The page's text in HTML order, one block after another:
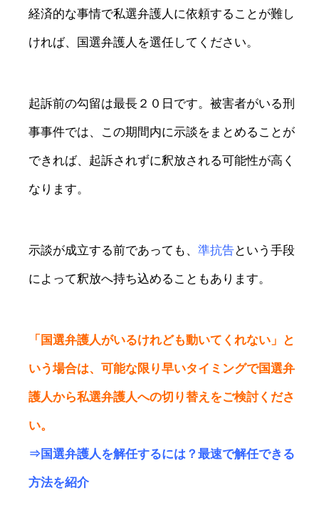
経済的な事情で私選弁護人に依頼することが難し
ければ、国選弁護人を選任してください。
起訴前の勾留は最長２０日です。被害者がいる刑
事事件では、この期間内に示談をまとめることが
できれば、起訴されずに釈放される可能性が高く
なります。
示談が成立する前であっても、 準抗告という手段
によって釈放へ持ち込めることもあります。
「国選弁護人がいるけれども動いてくれない」と
いう場合は、可能な限り早いタイミングで国選弁
護人から私選弁護人への切り替えをご検討くださ
い。
⇒国選弁護人を解任するには？最速で解任できる
方法を紹介